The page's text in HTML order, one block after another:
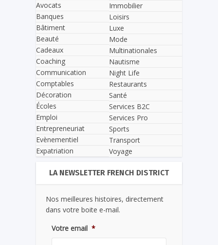
Avocats
Banques
Bâtiment
Beauté
Cadeaux
Coaching
Communication
Comptables
Décoration
Écoles
Emploi
Entrepreneuriat
Evènementiel
Expatriation
Immobilier
Loisirs
Luxe
Mode
Multinationales
Nautisme
Night Life
Restaurants
Santé
Services B2C
Services Pro
Sports
Transport
Voyage
LA NEWSLETTER FRENCH DISTRICT
Nos meilleures histoires, directement
dans votre boite e-mail.
Votre email *